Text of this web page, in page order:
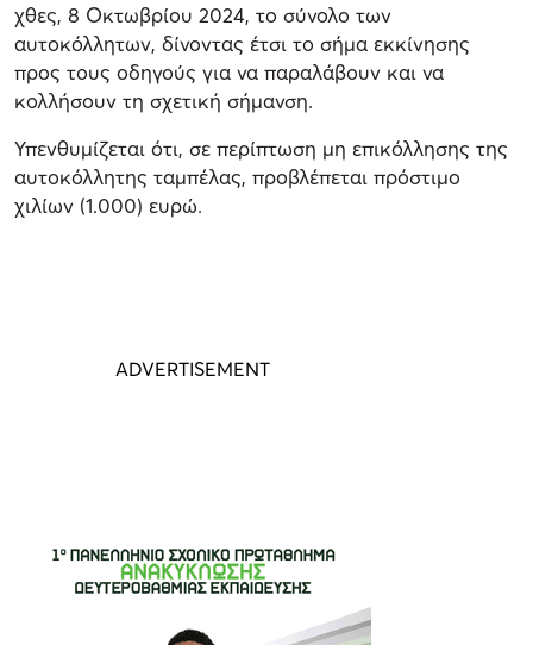
χθες, 8 Οκτωβρίου 2024, το σύνολο των
αυτοκόλλητων, δίνοντας έτσι το σήμα εκκίνησης
προς τους οδηγούς για να παραλάβουν και να
κολλήσουν τη σχετική σήμανση.
Υπενθυμίζεται ότι, σε περίπτωση μη επικόλλησης της
αυτοκόλλητης ταμπέλας, προβλέπεται πρόστιμο
χιλίων (1.000) ευρώ.